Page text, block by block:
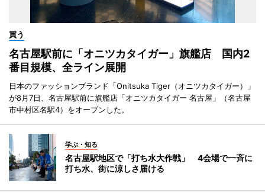
買う
名古屋駅前に「オニツカタイガー」旗艦店 国内2
番目規模、全ライン展開
日本のファッションブランド「Onitsuka Tiger（オニツカタイガー）」
が8月7日、名古屋駅前に旗艦店「オニツカタイガー 名古屋」（名古屋
市中村区名駅4）をオープンした。
学ぶ・知る
名古屋駅地区で「打ち水大作戦」 4会場で一斉に
打ち水、街に涼しさ届ける